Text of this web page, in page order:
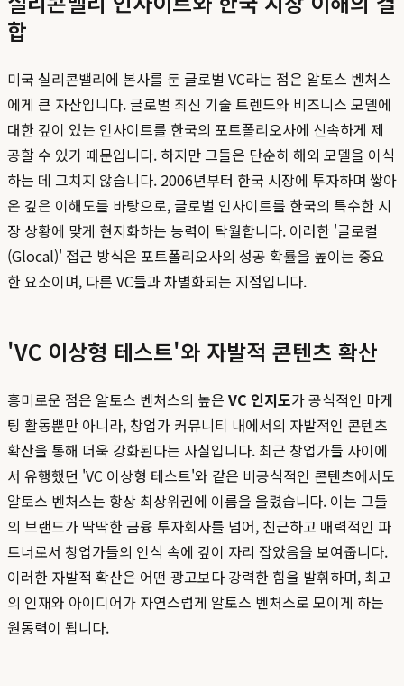
합
미국 실리콘밸리에 본사를 둔 글로벌 VC라는 점은 알토스 벤처스
에게 큰 자산입니다. 글로벌 최신 기술 트렌드와 비즈니스 모델에
대한 깊이 있는 인사이트를 한국의 포트폴리오사에 신속하게 제
공할 수 있기 때문입니다. 하지만 그들은 단순히 해외 모델을 이식
하는 데 그치지 않습니다. 2006년부터 한국 시장에 투자하며 쌓아
온 깊은 이해도를 바탕으로, 글로벌 인사이트를 한국의 특수한 시
장 상황에 맞게 현지화하는 능력이 탁월합니다. 이러한 '글로컬
(Glocal)' 접근 방식은 포트폴리오사의 성공 확률을 높이는 중요
한 요소이며, 다른 VC들과 차별화되는 지점입니다.
'VC 이상형 테스트'와 자발적 콘텐츠 확산
흥미로운 점은 알토스 벤처스의 높은 VC 인지도가 공식적인 마케
팅 활동뿐만 아니라, 창업가 커뮤니티 내에서의 자발적인 콘텐츠
확산을 통해 더욱 강화된다는 사실입니다. 최근 창업가들 사이에
서 유행했던 'VC 이상형 테스트'와 같은 비공식적인 콘텐츠에서도
알토스 벤처스는 항상 최상위권에 이름을 올렸습니다. 이는 그들
의 브랜드가 딱딱한 금융 투자회사를 넘어, 친근하고 매력적인 파
트너로서 창업가들의 인식 속에 깊이 자리 잡았음을 보여줍니다.
이러한 자발적 확산은 어떤 광고보다 강력한 힘을 발휘하며, 최고
의 인재와 아이디어가 자연스럽게 알토스 벤처스로 모이게 하는
원동력이 됩니다.